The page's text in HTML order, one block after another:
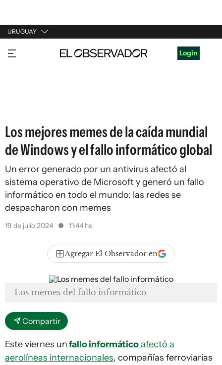
URUGUAY
URUGUAY
ARGENTINA
Login
Los mejores memes de la caída mundial
de Windows y el fallo informático global
Un error generado por un antivirus afectó al
sistema operativo de Microsoft y generó un fallo
informático en todo el mundo: las redes se
despacharon con memes
19 de julio 2024 11:44 hs
Agregar El Observador en
Los memes del fallo informático
Compartir
Este viernes unfallo informáticoafectó a
aerolíneas internacionales, compañías ferroviarias